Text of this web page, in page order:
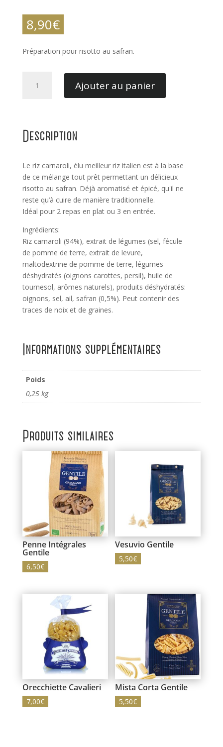
8,90€
Préparation pour risotto au safran.
Girino
Ajouter au panier
Description
Le riz carnaroli, élu meilleur riz italien est à la base
de ce mélange tout prêt permettant un délicieux
risotto au safran. Déjà aromatisé et épicé, qu'il ne
reste qu’à cuire de manière traditionnelle.
Idéal pour 2 repas en plat ou 3 en entrée.
Ingrédients:
Riz carnaroli (94%), extrait de légumes (sel, fécule
de pomme de terre, extrait de levure,
maltodextrine de pomme de terre, légumes
déshydratés (oignons carottes, persil), huile de
tournesol, arômes naturels), produits déshydratés:
oignons, sel, ail, safran (0,5%). Peut contenir des
traces de noix et de graines.
Informations supplémentaires
Poids
0,25 kg
Produits similaires
Penne Intégrales
Gentile
6,50€
Vesuvio Gentile
5,50€
Orecchiette Cavalieri
7,00€
Mista Corta Gentile
5,50€